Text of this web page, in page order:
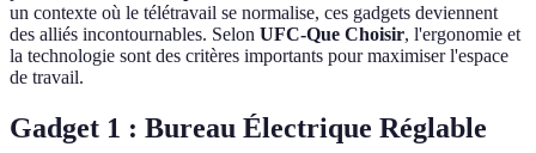
un contexte où le télétravail se normalise, ces gadgets deviennent
des alliés incontournables. Selon UFC-Que Choisir, l'ergonomie et
la technologie sont des critères importants pour maximiser l'espace
de travail.
Gadget 1 : Bureau Électrique Réglable